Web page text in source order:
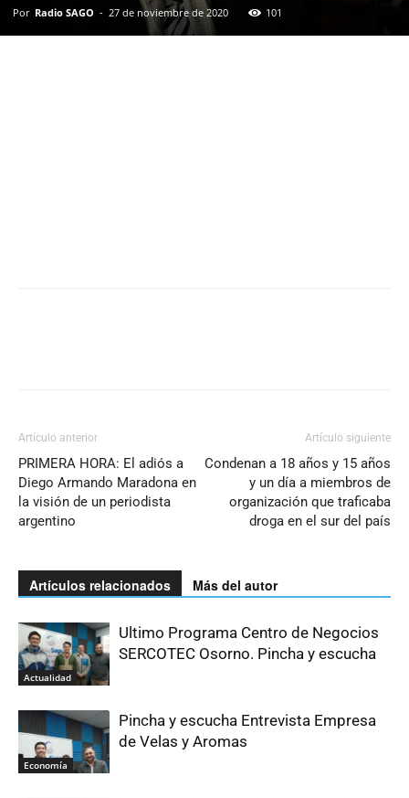
Por Radio SAGO - 27 de noviembre de 2020 101
Artículo anterior
PRIMERA HORA: El adiós a
Diego Armando Maradona en
la visión de un periodista
argentino
Artículo siguiente
Condenan a 18 años y 15 años
y un día a miembros de
organización que traficaba
droga en el sur del país
Artículos relacionados Más del autor
Actualidad
Ultimo Programa Centro de Negocios
SERCOTEC Osorno. Pincha y escucha
Economía
Pincha y escucha Entrevista Empresa
de Velas y Aromas